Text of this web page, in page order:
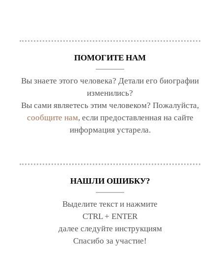
ПОМОГИТЕ НАМ
Вы знаете этого человека? Детали его биографии
изменились?
Вы сами являетесь этим человеком? Пожалуйста,
сообщите нам, если предоставленная на сайте
информация устарела.
НАШЛИ ОШИБКУ?
Выделите текст и нажмите
CTRL + ENTER
далее следуйте инструкциям
Спасибо за участие!